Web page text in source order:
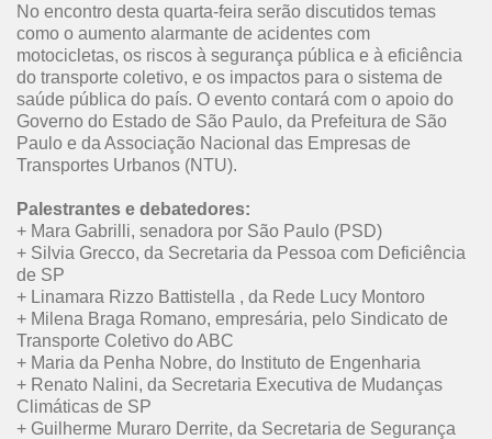
No encontro desta quarta-feira serão discutidos temas
como o aumento alarmante de acidentes com
motocicletas, os riscos à segurança pública e à eficiência
do transporte coletivo, e os impactos para o sistema de
saúde pública do país. O evento contará com o apoio do
Governo do Estado de São Paulo, da Prefeitura de São
Paulo e da Associação Nacional das Empresas de
Transportes Urbanos (NTU).
Palestrantes e debatedores:
+ Mara Gabrilli, senadora por São Paulo (PSD)
+ Silvia Grecco, da Secretaria da Pessoa com Deficiência
de SP
+ Linamara Rizzo Battistella , da Rede Lucy Montoro
+ Milena Braga Romano, empresária, pelo Sindicato de
Transporte Coletivo do ABC
+ Maria da Penha Nobre, do Instituto de Engenharia
+ Renato Nalini, da Secretaria Executiva de Mudanças
Climáticas de SP
+ Guilherme Muraro Derrite, da Secretaria de Segurança